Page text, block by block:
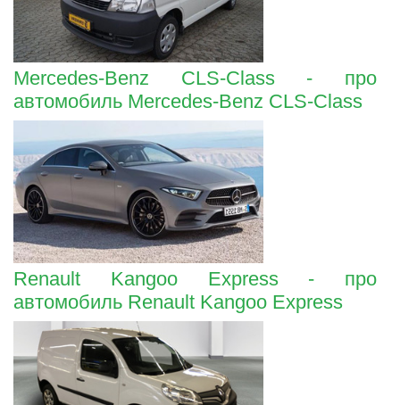
Mercedes-Benz CLS-Class - про
автомобиль Mercedes-Benz CLS-Class
Renault Kangoo Express - про
автомобиль Renault Kangoo Express